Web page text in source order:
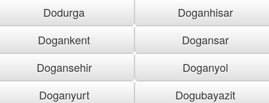
Dodurga
Doganhisar
Dogankent
Dogansar
Dogansehir
Doganyol
Doganyurt
Dogubayazit